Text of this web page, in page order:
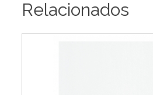
Relacionados